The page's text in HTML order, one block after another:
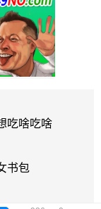
吃啥吃啥
书包